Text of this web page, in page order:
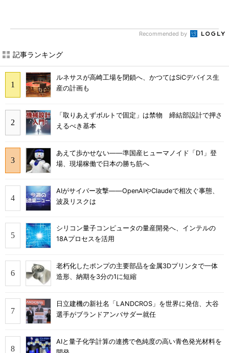
Recommended by
記事ランキング
ルネサスが高崎工場を閉鎖へ、かつてはSiCデバイス生
産の計画も
「取りあえずボルトで固定」は禁物 締結部設計で押さ
えるべき基本
あえて歩かせない――準国産ヒューマノイド「D1」登
場、現場稼働で日本の勝ち筋へ
AIがサイバー攻撃――OpenAIやClaudeで相次ぐ事態、
波及リスクは
シリコン量子コンピュータの量産開発へ、インテルの
18Aプロセスを活用
老朽化したポンプの主要部品を金属3Dプリンタで一体
造形、納期を3分の1に短縮
日立建機の新社名「LANDCROS」を世界に発信、大谷
選手がブランドアンバサダー就任
AIと量子化学計算の連携で色純度の高い青色発光材料を